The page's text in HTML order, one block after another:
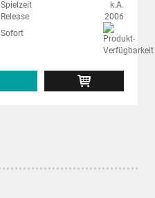
Spielzeit
k.A.
Release
2006
Sofort